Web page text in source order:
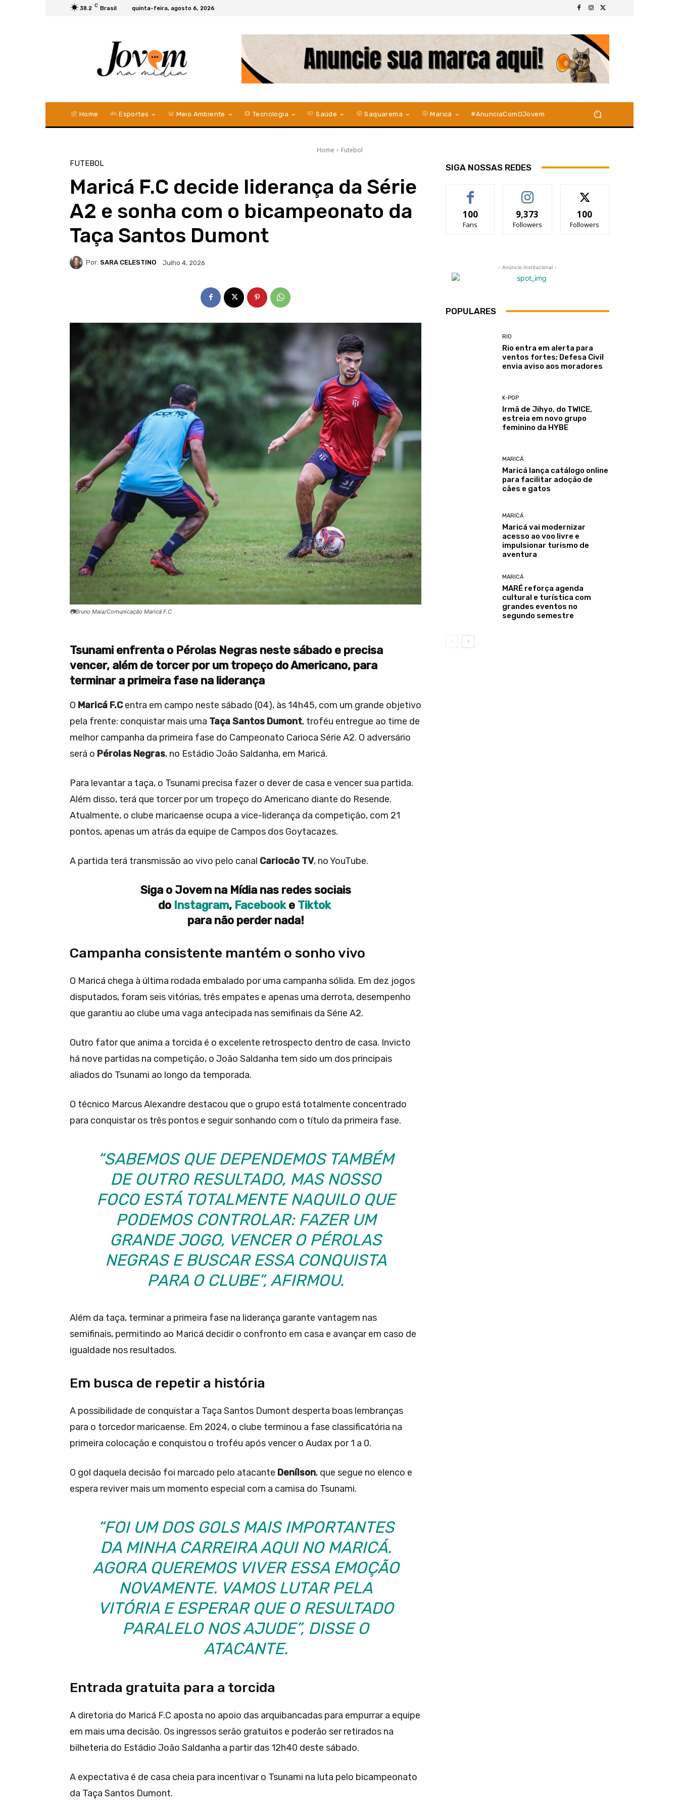
38.2 C Brasil quinta-feira, agosto 6, 2026
Home Esportes Meio Ambiente Tecnologia Saúde Saquarema Maricá #AnunciaComOJovem
Home Futebol
FUTEBOL
Maricá F.C decide liderança da Série
A2 e sonha com o bicampeonato da
Taça Santos Dumont
Por: SARA CELESTINO Julho 4, 2026
📷Bruno Maia/Comunicação Maricá F.C
Tsunami enfrenta o Pérolas Negras neste sábado e precisa
vencer, além de torcer por um tropeço do Americano, para
terminar a primeira fase na liderança
O Maricá F.Centra em campo neste sábado (04), às 14h45, com um grande objetivo
pela frente: conquistar mais uma Taça Santos Dumont, troféu entregue ao time de
melhor campanha da primeira fase do Campeonato Carioca Série A2. O adversário
será o Pérolas Negras, no Estádio João Saldanha, em Maricá.
Para levantar a taça, o Tsunami precisa fazer o dever de casa e vencer sua partida.
Além disso, terá que torcer por um tropeço do Americano diante do Resende.
Atualmente, o clube maricaense ocupa a vice-liderança da competição, com 21
pontos, apenas um atrás da equipe de Campos dos Goytacazes.
A partida terá transmissão ao vivo pelo canal Cariocão TV, no YouTube.
Siga o Jovem na Mídia nas redes sociais
do Instagram, Facebooke Tiktok
para não perder nada!
Campanha consistente mantém o sonho vivo
O Maricá chega à última rodada embalado por uma campanha sólida. Em dez jogos
disputados, foram seis vitórias, três empates e apenas uma derrota, desempenho
que garantiu ao clube uma vaga antecipada nas semifinais da Série A2.
Outro fator que anima a torcida é o excelente retrospecto dentro de casa. Invicto
há nove partidas na competição, o João Saldanha tem sido um dos principais
aliados do Tsunami ao longo da temporada.
O técnico Marcus Alexandre destacou que o grupo está totalmente concentrado
para conquistar os três pontos e seguir sonhando com o título da primeira fase.
“SABEMOS QUE DEPENDEMOS TAMBÉM
DE OUTRO RESULTADO, MAS NOSSO
FOCO ESTÁ TOTALMENTE NAQUILO QUE
PODEMOS CONTROLAR: FAZER UM
GRANDE JOGO, VENCER O PÉROLAS
NEGRAS E BUSCAR ESSA CONQUISTA
PARA O CLUBE”, AFIRMOU.
Além da taça, terminar a primeira fase na liderança garante vantagem nas
semifinais, permitindo ao Maricá decidir o confronto em casa e avançar em caso de
igualdade nos resultados.
Em busca de repetir a história
A possibilidade de conquistar a Taça Santos Dumont desperta boas lembranças
para o torcedor maricaense. Em 2024, o clube terminou a fase classificatória na
primeira colocação e conquistou o troféu após vencer o Audax por 1 a 0.
O gol daquela decisão foi marcado pelo atacante Denílson, que segue no elenco e
espera reviver mais um momento especial com a camisa do Tsunami.
“FOI UM DOS GOLS MAIS IMPORTANTES
DA MINHA CARREIRA AQUI NO MARICÁ.
AGORA QUEREMOS VIVER ESSA EMOÇÃO
NOVAMENTE. VAMOS LUTAR PELA
VITÓRIA E ESPERAR QUE O RESULTADO
PARALELO NOS AJUDE”, DISSE O
ATACANTE.
Entrada gratuita para a torcida
A diretoria do Maricá F.C aposta no apoio das arquibancadas para empurrar a equipe
em mais uma decisão. Os ingressos serão gratuitos e poderão ser retirados na
bilheteria do Estádio João Saldanha a partir das 12h40 deste sábado.
A expectativa é de casa cheia para incentivar o Tsunami na luta pelo bicampeonato
da Taça Santos Dumont.
SIGA NOSSAS REDES
100
Fans
9,373
Followers
100
Followers
- Anúncio Institucional -
POPULARES
RIO
Rio entra em alerta para
ventos fortes; Defesa Civil
envia aviso aos moradores
K-POP
Irmã de Jihyo, do TWICE,
estreia em novo grupo
feminino da HYBE
MARICÁ
Maricá lança catálogo online
para facilitar adoção de
cães e gatos
MARICÁ
Maricá vai modernizar
acesso ao voo livre e
impulsionar turismo de
aventura
MARICÁ
MARÉ reforça agenda
cultural e turística com
grandes eventos no
segundo semestre